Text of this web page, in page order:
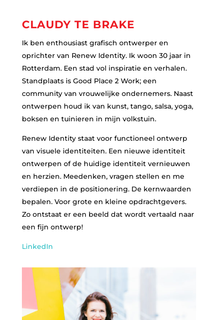
CLAUDY TE BRAKE
Ik ben enthousiast grafisch ontwerper en
oprichter van Renew Identity. Ik woon 30 jaar in
Rotterdam. Een stad vol inspiratie en verhalen.
Standplaats is Good Place 2 Work; een
community van vrouwelijke ondernemers. Naast
ontwerpen houd ik van kunst, tango, salsa, yoga,
boksen en tuinieren in mijn volkstuin.
Renew Identity staat voor functioneel ontwerp
van visuele identiteiten. Een nieuwe identiteit
ontwerpen of de huidige identiteit vernieuwen
en herzien. Meedenken, vragen stellen en me
verdiepen in de positionering. De kernwaarden
bepalen. Voor grote en kleine opdrachtgevers.
Zo ontstaat er een beeld dat wordt vertaald naar
een fijn ontwerp!
LinkedIn